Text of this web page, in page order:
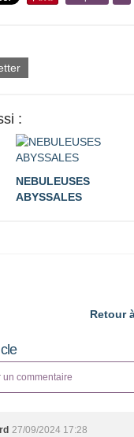
:
NEBULEUSES
ABYSSALES
Retour
un commentaire
27/09/2024 17:28